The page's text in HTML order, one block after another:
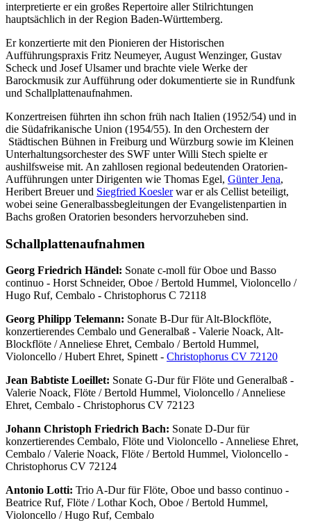
interpretierte er ein großes Repertoire aller Stilrichtungen
hauptsächlich in der Region Baden-Württemberg.
Er konzertierte mit den Pionieren der Historischen
Aufführungspraxis Fritz Neumeyer, August Wenzinger, Gustav
Scheck und Josef Ulsamer und brachte viele Werke der
Barockmusik zur Aufführung oder dokumentierte sie in Rundfunk
und Schallplattenaufnahmen.
Konzertreisen führten ihn schon früh nach Italien (1952/54) und in
die Südafrikanische Union (1954/55). In den Orchestern der
Städtischen Bühnen in Freiburg und Würzburg sowie im Kleinen
Unterhaltungsorchester des SWF unter Willi Stech spielte er
aushilfsweise mit. An zahllosen regional bedeutenden Oratorien-
Aufführungen unter Dirigenten wie Thomas Egel, Günter Jena,
Heribert Breuer und Siegfried Koeslerwar er als Cellist beteiligt,
wobei seine Generalbassbegleitungen der Evangelistenpartien in
Bachs großen Oratorien besonders hervorzuheben sind.
Schallplattenaufnahmen
Georg Friedrich Händel: Sonate c-moll für Oboe und Basso
continuo - Horst Schneider, Oboe / Bertold Hummel, Violoncello /
Hugo Ruf, Cembalo - Christophorus C 72118
Georg Philipp Telemann: Sonate B-Dur für Alt-Blockflöte,
konzertierendes Cembalo und Generalbaß - Valerie Noack, Alt-
Blockflöte / Anneliese Ehret, Cembalo / Bertold Hummel,
Violoncello / Hubert Ehret, Spinett - Christophorus CV 72120
Jean Babtiste Loeillet: Sonate G-Dur für Flöte und Generalbaß -
Valerie Noack, Flöte / Bertold Hummel, Violoncello / Anneliese
Ehret, Cembalo - Christophorus CV 72123
Johann Christoph Friedrich Bach: Sonate D-Dur für
konzertierendes Cembalo, Flöte und Violoncello - Anneliese Ehret,
Cembalo / Valerie Noack, Flöte / Bertold Hummel, Violoncello -
Christophorus CV 72124
Antonio Lotti: Trio A-Dur für Flöte, Oboe und basso continuo -
Beatrice Ruf, Flöte / Lothar Koch, Oboe / Bertold Hummel,
Violoncello / Hugo Ruf, Cembalo